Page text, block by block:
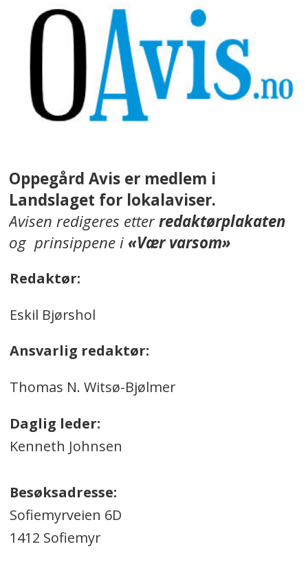
Oppegård Avis er medlem i
Landslaget for lokalaviser.
Avisen redigeres etterredaktørplakaten
og prinsippene i«Vær varsom»
Redaktør:
Eskil Bjørshol
Ansvarlig redaktør:
Thomas N. Witsø-Bjølmer
Daglig leder:
Kenneth Johnsen
Besøksadresse:
Sofiemyrveien 6D
1412 Sofiemyr